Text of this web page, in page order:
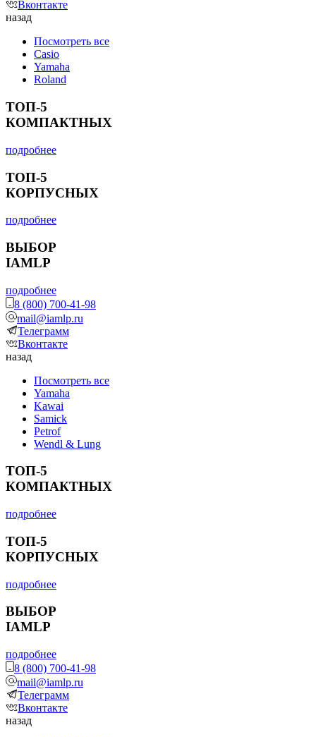
Вконтакте
назад
Посмотреть все
Casio
Yamaha
Roland
ТОП-5
КОМПАКТНЫХ
подробнее
ТОП-5
КОРПУСНЫХ
подробнее
ВЫБОР
IAMLP
подробнее
8 (800) 700-41-98
mail@iamlp.ru
Телеграмм
Вконтакте
назад
Посмотреть все
Yamaha
Kawai
Samick
Petrof
Wendl & Lung
ТОП-5
КОМПАКТНЫХ
подробнее
ТОП-5
КОРПУСНЫХ
подробнее
ВЫБОР
IAMLP
подробнее
8 (800) 700-41-98
mail@iamlp.ru
Телеграмм
Вконтакте
назад